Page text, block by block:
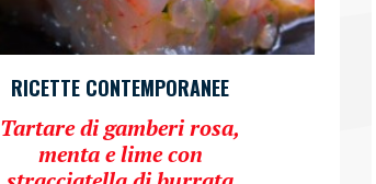
RICETTE CONTEMPORANEE
Tartare di gamberi rosa,
menta e lime con